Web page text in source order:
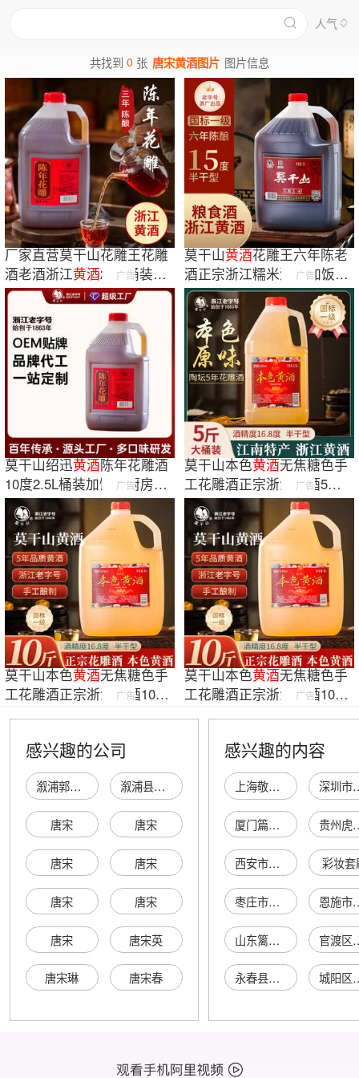
人气
共找到0 张 唐宋黄酒图片 图片信息
厂家直营莫干山花雕王花雕
酒老酒浙江黄酒2.5L桶装陈
酿原酿
广告
莫干山黄酒花雕王六年陈老
酒正宗浙江糯米酒5L加饭酒
15度纯粮酿造
广告
莫干山绍迅黄酒陈年花雕酒
10度2.5L桶装加饭酒厨房调
味料酒陈酿
广告
莫干山本色黄酒无焦糖色手
工花雕酒正宗浙江老酒5斤
桶装家用厨用
广告
莫干山本色黄酒无焦糖色手
工花雕酒正宗浙江老酒10斤
广告
莫干山本色黄酒无焦糖色手
工花雕酒正宗浙江老酒10斤
广告
感兴趣的公司
溆浦郭小华唐宋黄酒经销部 溆浦县舒勇唐宋黄酒经销部
唐宋 唐宋
唐宋 唐宋
唐宋 唐宋
唐宋 唐宋英
唐宋琳 唐宋春
感兴趣的内容
上海敬闵商贸有限公司 深圳市新昌
厦门篇米商务咨询有限公司 贵州虎贲文
西安市碑林区天的敏百货店 彩妆套
枣庄市山亭区迎鑫果蔬种植专业合作社 恩施市硒
山东篱笆墙国际贸易有限责任公司 官渡区克
永春县唯步潮鞋网络店 城阳区矫